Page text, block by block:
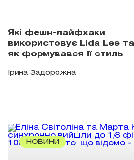
Які фешн-лайфхаки
використовує Lida Lee та
як формувався її стиль
Ірина Задорожна
НОВИНИ